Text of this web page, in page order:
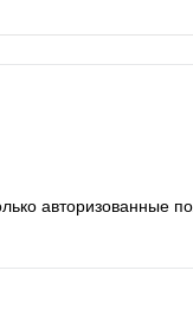
авторизованные